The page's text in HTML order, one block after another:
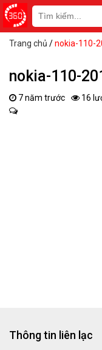
Trang chủ /nokia-110-
nokia-110-
7 năm trước 16
Thông tin liên lạc